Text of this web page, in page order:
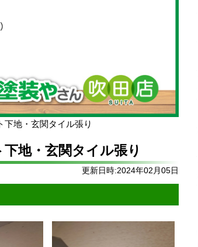
下地・玄関タイル張り
地・玄関タイル張り
更新日時:2024年02月05日